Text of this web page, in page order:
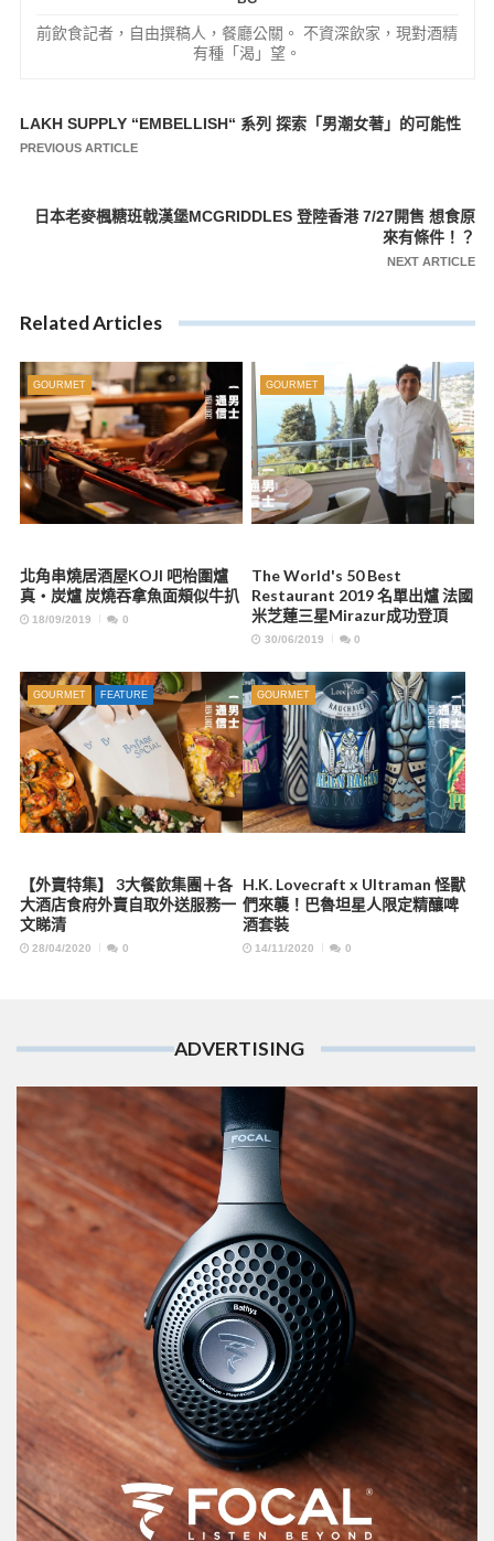
前飲食記者，自由撰稿人，餐廳公關。 不資深飲家，現對酒精
有種「渴」望。
文
導
覽
LAKH SUPPLY “EMBELLISH“ 系列 探索「男潮女著」的可能性
PREVIOUS ARTICLE
日本老麥楓糖班戟漢堡MCGRIDDLES 登陸香港 7/27開售 想食原
來有條件！？
NEXT ARTICLE
Related Articles
GOURMET
北角串燒居酒屋KOJI 吧枱圍爐
真・炭爐 炭燒吞拿魚面頰似牛扒
18/09/2019 0
GOURMET
The World's 50 Best
Restaurant 2019 名單出爐 法國
米芝蓮三星Mirazur成功登頂
30/06/2019 0
GOURMET FEATURE
【外賣特集】 3大餐飲集團＋各
大酒店食府外賣自取外送服務一
文睇清
28/04/2020 0
GOURMET
H.K. Lovecraft x Ultraman 怪獸
們來襲！巴魯坦星人限定精釀啤
酒套裝
14/11/2020 0
ADVERTISING